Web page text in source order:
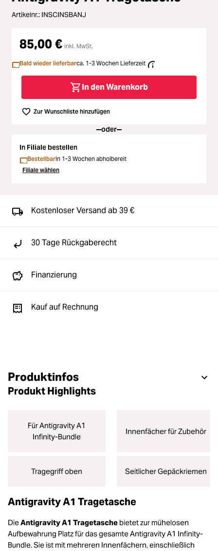
Loading...
Loading...
Bildbearbeitung
Loading...
Ferngläser
Second Hand
SALE
Loading...
Artikelnr.: INSCINSBANJ
85,00 € inkl. MwSt.
Bald wieder lieferbarca. 1-3 Wochen Lieferzeit
In den Warenkorb
Zur Wunschliste hinzufügen
oder
In Filiale bestellen
BestellbarIn 1-3 Wochen abholbereit
Filiale wählen
Kostenloser Versand ab 39 €
30 Tage Rückgaberecht
Finanzierung
Kauf auf Rechnung
Produktinfos
Produkt Highlights
Für Antigravity A1
Infinity-Bundle
Innenfächer für Zubehör
Tragegriff oben Seitlicher Gepäckriemen
Antigravity A1 Tragetasche
DieAntigravity A1 Tragetasche bietet zur mühelosen
Aufbewahrung Platz für das gesamte Antigravity A1 Infinity-
Bundle. Sie ist mit mehreren Innenfächern, einschließlich